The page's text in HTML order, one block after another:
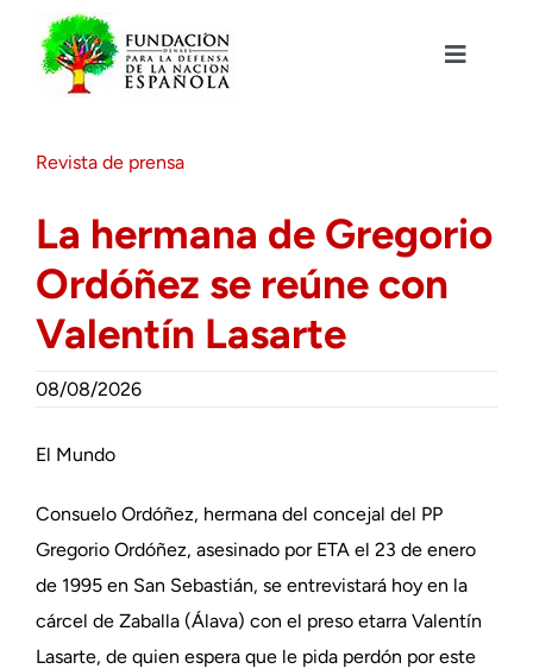
contenido
Toggle
Actualidad
Actividades
Revista de prensa
La hermana de Gregorio
Ordóñez se reúne con
Valentín Lasarte
08/08/2026
El Mundo
Consuelo Ordóñez, hermana del concejal del PP
Gregorio Ordóñez, asesinado por ETA el 23 de enero
de 1995 en San Sebastián, se entrevistará hoy en la
cárcel de Zaballa (Álava) con el preso etarra Valentín
Lasarte, de quien espera que le pida perdón por este